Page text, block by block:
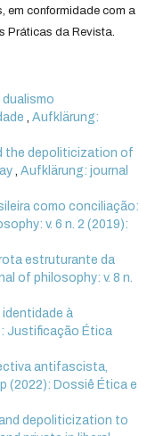
em conformidade com a
Práticas da Revista.
,Aufklärung:
the depoliticization of
,Aufklärung: journal
como conciliação:
v. 6 n. 2 (2019):
estruturante da
of philosophy: v. 8 n.
à
Justificação Ética
antifascista,
(2022): Dossiê Ética e
depoliticization to